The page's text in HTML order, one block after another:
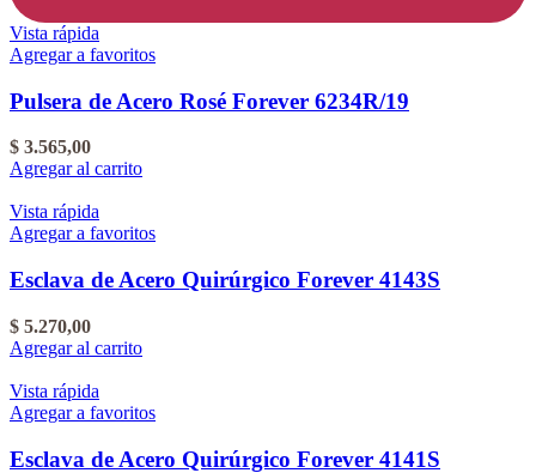
Vista rápida
Agregar a favoritos
Pulsera de Acero Rosé Forever 6234R/19
$ 3.565,00
Agregar al carrito
Vista rápida
Agregar a favoritos
Esclava de Acero Quirúrgico Forever 4143S
$ 5.270,00
Agregar al carrito
Vista rápida
Agregar a favoritos
Esclava de Acero Quirúrgico Forever 4141S